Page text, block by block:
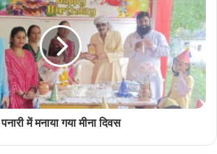
पनारी में मनाया गया मीना दिवस